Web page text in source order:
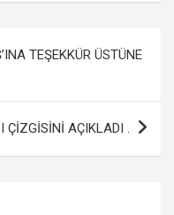
TEŞEKKÜR ÜSTÜNE
ÇİZGİSİNİ AÇIKLADI .